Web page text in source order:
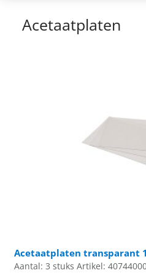
Acetaatplaten
Acetaatplaten transparant
Aantal: 3 stuks Artikel: